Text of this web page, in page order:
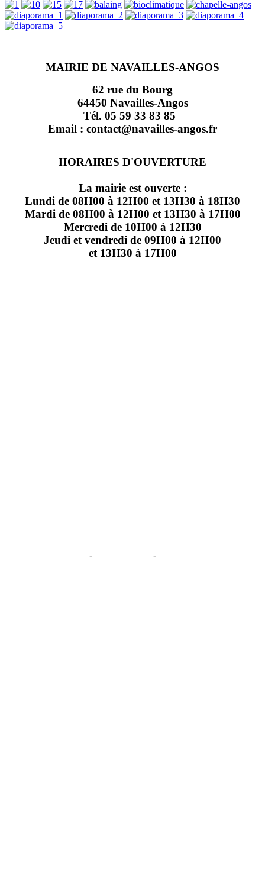
MAIRIE DE NAVAILLES-ANGOS
62 rue du Bourg
64450 Navailles-Angos
Tél. 05 59 33 83 85
Email : contact@navailles-angos.fr
HORAIRES D'OUVERTURE
La mairie est ouverte :
Lundi de 08H00 à 12H00 et 13H30 à 18H30
Mardi de 08H00 à 12H00 et 13H30 à 17H00
Mercredi de 10H00 à 12H30
Jeudi et vendredi de 09H00 à 12H00
et 13H30 à 17H00
- -